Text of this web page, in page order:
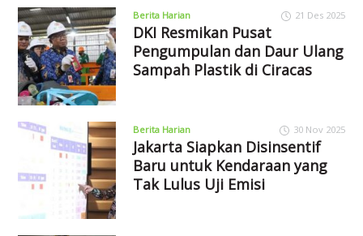
Berita Harian 21 Des 2025
DKI Resmikan Pusat
Pengumpulan dan Daur Ulang
Sampah Plastik di Ciracas
Berita Harian 30 Nov 2025
Jakarta Siapkan Disinsentif
Baru untuk Kendaraan yang
Tak Lulus Uji Emisi